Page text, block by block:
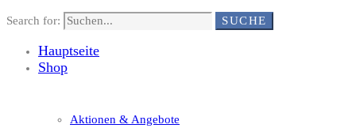
Search for: SUCHE
Hauptseite
Shop
Aktionen & Angebote